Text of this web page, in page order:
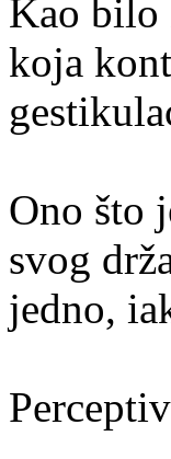
Kao bilo
koja
Ono što
svog
jedno,